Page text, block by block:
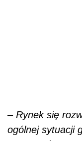
– Rynek się
ogólnej sytuacji